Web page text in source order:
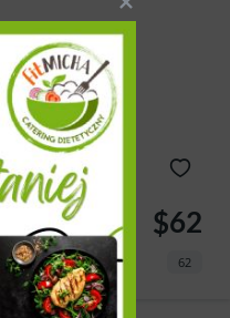
do potrzeb
$62
62